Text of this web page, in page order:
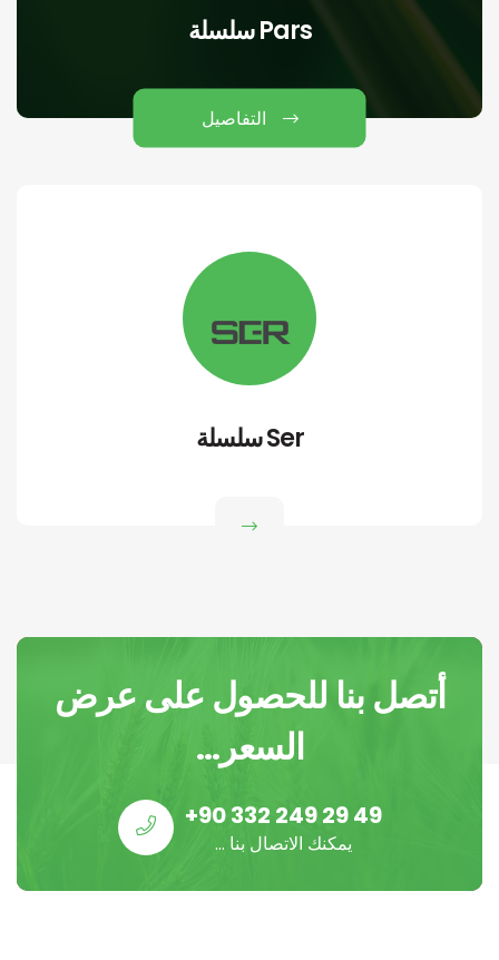
سلسلة Pars
التفاصيل
سلسلة Ser
أتصل بنا للحصول على عرض
السعر...
+90 332 249 29 49
يمكنك الاتصال بنا ...